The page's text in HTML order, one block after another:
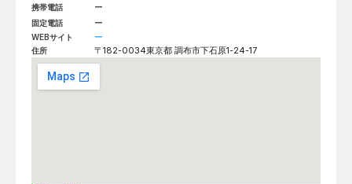
携帯電話 ー
固定電話 ー
WEBサイト ー
住所 〒182-0034東京都 調布市下石原1-24-17